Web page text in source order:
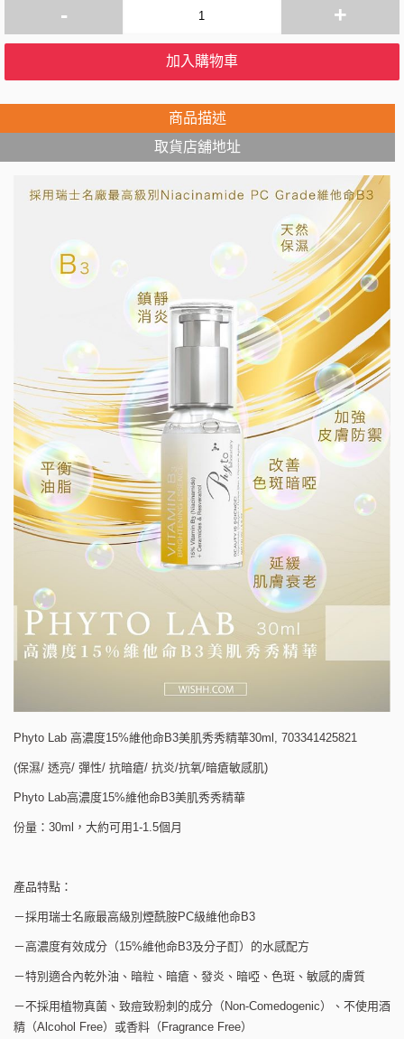
- +
加入購物車
商品描述
取貨店舖地址
Phyto Lab 高濃度15%維他命B3美肌秀秀精華30ml, 703341425821
(保濕/ 透亮/ 彈性/ 抗暗瘡/ 抗炎/抗氧/暗瘡敏感肌)
Phyto Lab高濃度15%維他命B3美肌秀秀精華
份量：30ml，大約可用1-1.5個月
產品特點：
－採用瑞士名廠最高級別煙酰胺PC級維他命B3
－高濃度有效成分（15%維他命B3及分子酊）的水感配方
－特別適合內乾外油、暗粒、暗瘡、發炎、暗啞、色斑、敏感的膚質
－不採用植物真菌、致痘致粉刺的成分（Non-Comedogenic）、不使用酒
精（Alcohol Free）或香料（Fragrance Free）